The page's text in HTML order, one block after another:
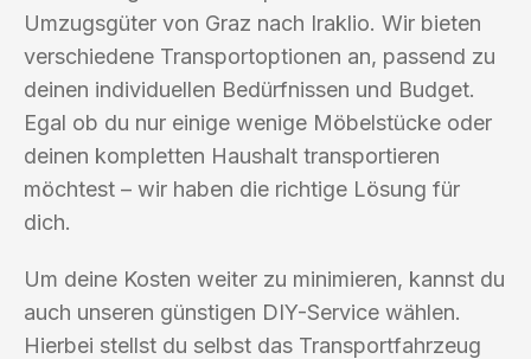
Umzugsgüter von Graz nach Iraklio. Wir bieten
verschiedene Transportoptionen an, passend zu
deinen individuellen Bedürfnissen und Budget.
Egal ob du nur einige wenige Möbelstücke oder
deinen kompletten Haushalt transportieren
möchtest – wir haben die richtige Lösung für
dich.
Um deine Kosten weiter zu minimieren, kannst du
auch unseren günstigen DIY-Service wählen.
Hierbei stellst du selbst das Transportfahrzeug